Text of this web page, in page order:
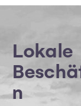
Lokale
n